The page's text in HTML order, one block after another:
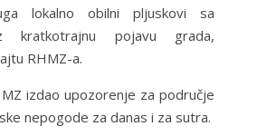
lokalno obilni plјuskovi sa
kratkotrajnu pojavu grada,
RHMZ-a.
izdao upozorenje za područje
nepogode za danas i za sutra.